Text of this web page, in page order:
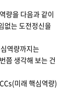
량을 다음과 같이
없는 도전정신을
역량까지는
쯤 생각해 보는 건
미래 핵심역량)